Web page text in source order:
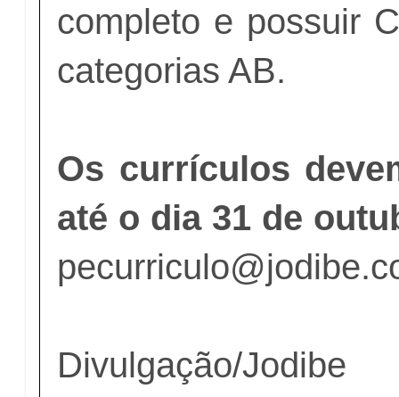
completo e possuir
categorias AB.
Os currículos
até o dia 31 de
Divulgação/Jodibe